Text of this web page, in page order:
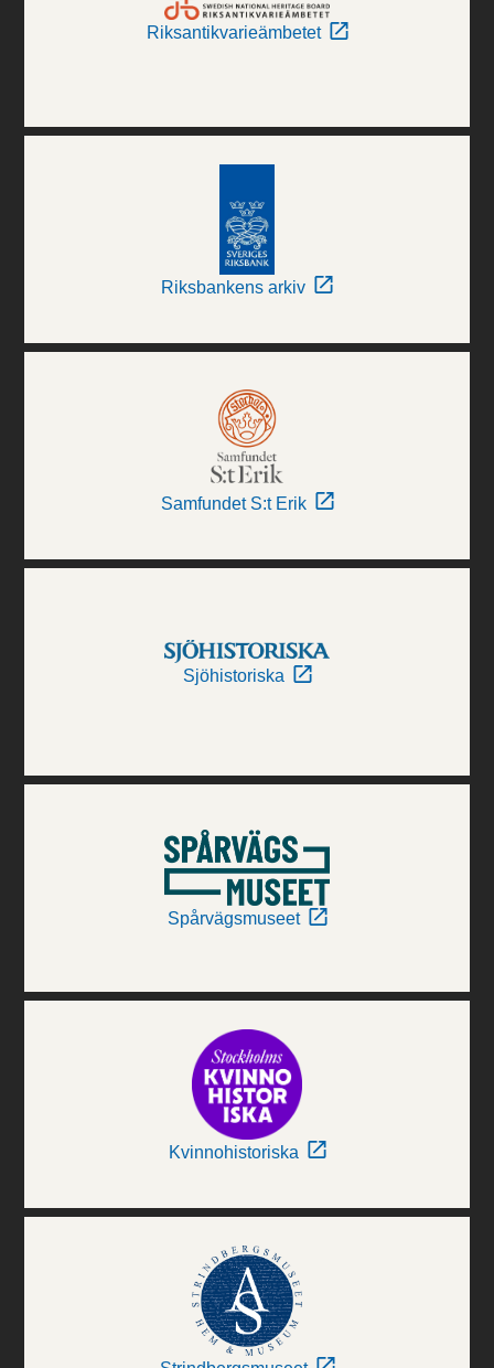
Riksantikvarieämbetet
Riksbankens arkiv
Samfundet S:t Erik
Sjöhistoriska
Spårvägsmuseet
Kvinnohistoriska